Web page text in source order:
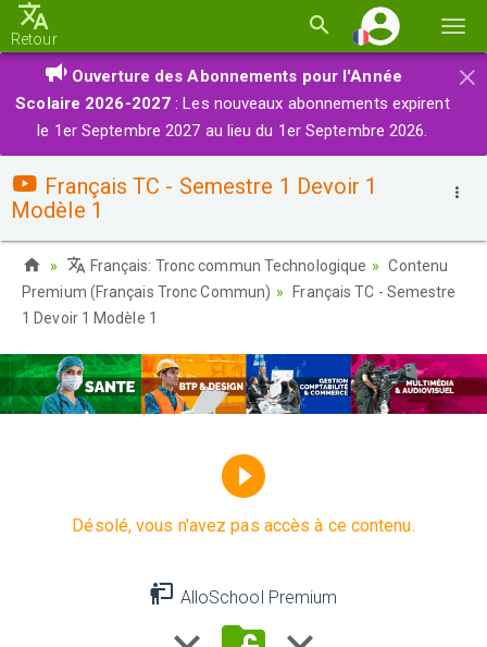
la
Retour
×
Ouverture des Abonnements pour l'Année
Scolaire 2026-2027 : Les nouveaux abonnements expirent
le 1er Septembre 2027 au lieu du 1er Septembre 2026.
Français TC - Semestre 1 Devoir 1
Modèle 1
Français: Tronc commun Technologique
Contenu
Premium (Français Tronc Commun)
Français TC - Semestre
1 Devoir 1 Modèle 1
Désolé, vous n'avez pas accès à ce contenu.
AlloSchool Premium